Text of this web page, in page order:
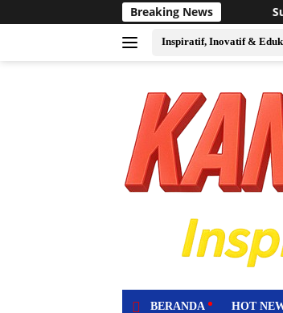
ke
Breaking News
Sukses Jadi Tuan Rumah Event
Inspiratif, Inovatif &
BERANDA HOT